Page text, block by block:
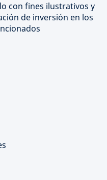
con fines ilustrativos y
de inversión en los